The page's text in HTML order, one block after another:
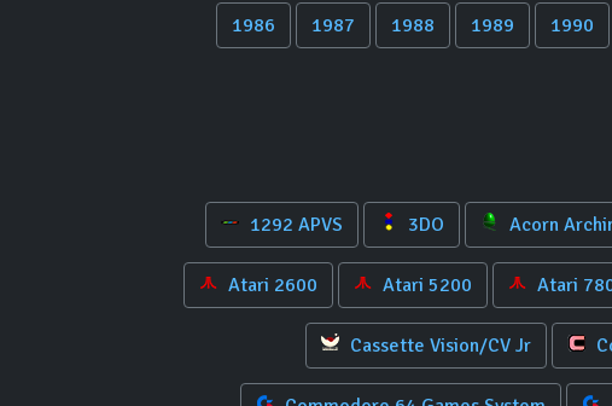
1986 1987 1988 1989 1990
1292 APVS 3DO Acorn
Atari 2600 Atari 5200 Atari
Cassette Vision/CV Jr